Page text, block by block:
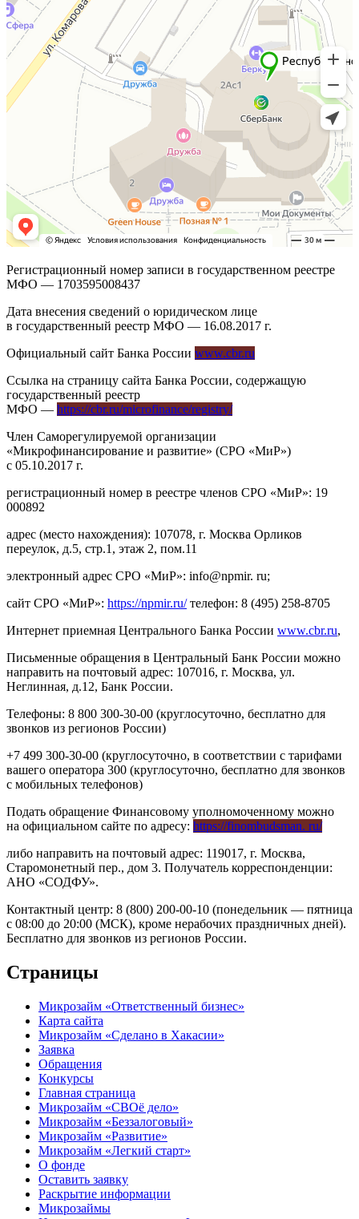
Регистрационный номер записи в государственном реестре
МФО — 1703595008437
Дата внесения сведений о юридическом лице
в государственный реестр МФО — 16.08.2017 г.
Официальный сайт Банка России www.cbr.ru
Ссылка на страницу сайта Банка России, содержащую
государственный реестр
МФО — https://cbr.ru/microfinance/registry/
Член Саморегулируемой организации
«Микрофинансирование и развитие» (СРО «МиР»)
с 05.10.2017 г.
регистрационный номер в реестре членов СРО «МиР»: 19
000892
адрес (место нахождения): 107078, г. Москва Орликов
переулок, д.5, стр.1, этаж 2, пом.11
электронный адрес СРО «МиР»: info@npmir. ru;
сайт СРО «МиР»: https://npmir.ru/телефон: 8 (495) 258-8705
Интернет приемная Центрального Банка России www.cbr.ru,
Письменные обращения в Центральный Банк России можно
направить на почтовый адрес: 107016, г. Москва, ул.
Неглинная, д.12, Банк России.
Телефоны: 8 800 300-30-00 (круглосуточно, бесплатно для
звонков из регионов России)
+7 499 300-30-00 (круглосуточно, в соответствии с тарифами
вашего оператора 300 (круглосуточно, бесплатно для звонков
с мобильных телефонов)
Подать обращение Финансовому уполномоченному можно
на официальном сайте по адресу: https://finombudsman. ru/
либо направить на почтовый адрес: 119017, г. Москва,
Старомонетный пер., дом 3. Получатель корреспонденции:
АНО «СОДФУ».
Контактный центр: 8 (800) 200-00-10 (понедельник — пятница
с 08:00 до 20:00 (МСК), кроме нерабочих праздничных дней).
Бесплатно для звонков из регионов России.
Страницы
Микрозайм «Ответственный бизнес»
Карта сайта
Микрозайм «Сделано в Хакасии»
Заявка
Обращения
Конкурсы
Главная страница
Микрозайм «СВОё дело»
Микрозайм «Беззалоговый»
Микрозайм «Развитие»
Микрозайм «Легкий старт»
О фонде
Оставить заявку
Раскрытие информации
Микрозаймы